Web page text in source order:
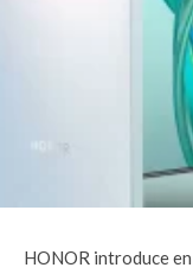
HONOR introduce